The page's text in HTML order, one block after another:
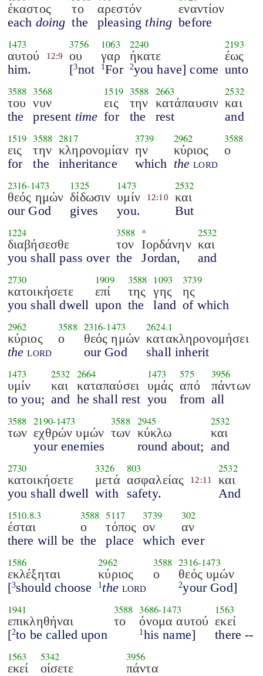
έκαστος
each doing
το
the
αρεστόν
pleasing thing
εναντίον
before
1473
αυτού
him.
12:9
3756
ου
[3not
1063
γαρ
1For
2240
ήκατε
2you have] come
2193
έως
unto
3588
του
the
3568
νυν
present time
1519
εις
for
3588
την
the
2663
κατάπαυσιν
rest
2532
και
and
1519
εις
for
3588
την
the
2817
κληρονομίαν
inheritance
3739
ην
which
2962
κύριος
the lord
3588
ο
2316-1473
θεός ημών
our God
1325
δίδωσιν
gives
1473
υμίν
you.
12:10
2532
και
But
1224
διαβήσεσθε
you shall pass over
3588
τον
the
*
Ιορδάνην
Jordan,
2532
και
and
2730
κατοικήσετε
you shall dwell
1909
επί
upon
3588
της
the
1093
γης
land
3739
ης
of which
2962
κύριος
the lord
3588
ο
2316-1473
θεός ημών
our God
2624.1
κατακληρονομήσει
shall inherit
1473
υμίν
to you;
2532
και
and
2664
καταπαύσει
he shall rest
1473
υμάς
you
575
από
from
3956
πάντων
all
3588
των
2190-1473
εχθρών υμών
your enemies
3588
των
2945
κύκλω
round about;
2532
και
and
2730
κατοικήσετε
you shall dwell
3326
μετά
with
803
ασφαλείας
safety.
12:11
2532
και
And
1510.8.3
έσται
there will be
3588
ο
the
5117
τόπος
place
3739
ον
which
302
αν
ever
1586
εκλέξηται
[3should choose
2962
κύριος
1 the lord
3588
ο
2316-1473
θεός υμών
2your God]
1941
επικληθήναι
[2to be called upon
3588
το
3686-1473
όνομα αυτού
1 his name]
1563
εκεί
there --
1563
εκεί
5342
οίσετε
3956
πάντα